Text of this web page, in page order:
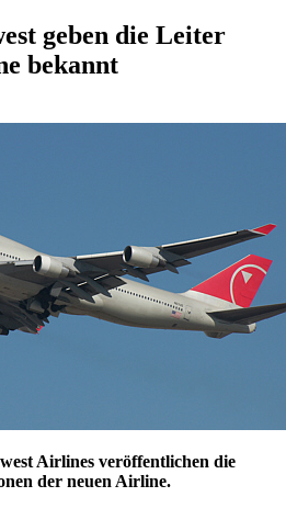
geben die Leiter
bekannt
Airlines veröffentlichen die
der neuen Airline.